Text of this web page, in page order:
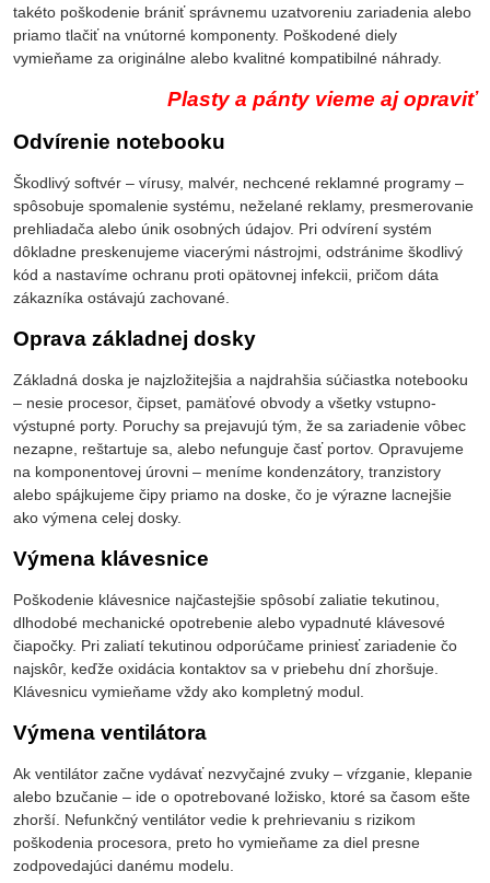
takéto poškodenie brániť správnemu uzatvoreniu zariadenia alebo
priamo tlačiť na vnútorné komponenty. Poškodené diely
vymieňame za originálne alebo kvalitné kompatibilné náhrady.
Plasty a pánty vieme aj opraviť
Odvírenie notebooku
Škodlivý softvér – vírusy, malvér, nechcené reklamné programy –
spôsobuje spomalenie systému, neželané reklamy, presmerovanie
prehliadača alebo únik osobných údajov. Pri odvírení systém
dôkladne preskenujeme viacerými nástrojmi, odstránime škodlivý
kód a nastavíme ochranu proti opätovnej infekcii, pričom dáta
zákazníka ostávajú zachované.
Oprava základnej dosky
Základná doska je najzložitejšia a najdrahšia súčiastka notebooku
– nesie procesor, čipset, pamäťové obvody a všetky vstupno-
výstupné porty. Poruchy sa prejavujú tým, že sa zariadenie vôbec
nezapne, reštartuje sa, alebo nefunguje časť portov. Opravujeme
na komponentovej úrovni – meníme kondenzátory, tranzistory
alebo spájkujeme čipy priamo na doske, čo je výrazne lacnejšie
ako výmena celej dosky.
Výmena klávesnice
Poškodenie klávesnice najčastejšie spôsobí zaliatie tekutinou,
dlhodobé mechanické opotrebenie alebo vypadnuté klávesové
čiapočky. Pri zaliatí tekutinou odporúčame priniesť zariadenie čo
najskôr, keďže oxidácia kontaktov sa v priebehu dní zhoršuje.
Klávesnicu vymieňame vždy ako kompletný modul.
Výmena ventilátora
Ak ventilátor začne vydávať nezvyčajné zvuky – vŕzganie, klepanie
alebo bzučanie – ide o opotrebované ložisko, ktoré sa časom ešte
zhorší. Nefunkčný ventilátor vedie k prehrievaniu s rizikom
poškodenia procesora, preto ho vymieňame za diel presne
zodpovedajúci danému modelu.